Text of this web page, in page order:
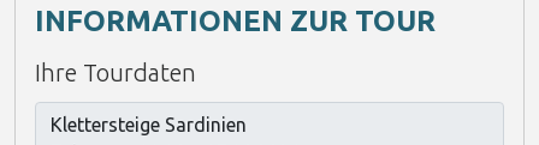
INFORMATIONEN ZUR TOUR
Ihre Tourdaten